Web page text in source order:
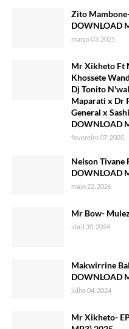
Zito
DOWNLOAD
março 03, 2025
Mr Xikheto Ft
Khossete
Dj Tonito
Maparati x Dr
General x
DOWNLOAD
fevereiro 07, 2025
Nelson Tivane
DOWNLOAD
maio 22, 2026
Mr Bow-
abril 30, 2024
Makwirrine
DOWNLOAD
julho 04, 2024
Mr Xikheto-